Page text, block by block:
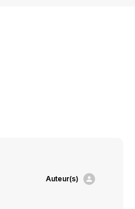
Auteur(s)